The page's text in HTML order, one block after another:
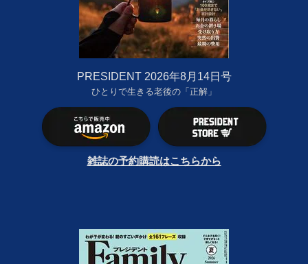
PRESIDENT 2026年8月14日号
ひとりで生きる老後の「正解」
雑誌の予約購読はこちらから